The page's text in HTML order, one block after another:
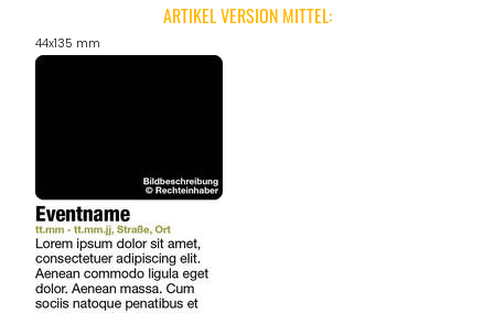
ARTIKEL VERSION MITTEL:
44x135 mm